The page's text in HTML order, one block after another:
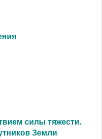
силы тяжести.
Земли